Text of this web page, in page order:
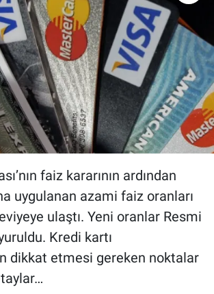
faiz kararının ardından
uygulanan azami faiz oranları
ulaştı. Yeni oranlar Resmi
Kredi kartı
dikkat etmesi gereken noktalar